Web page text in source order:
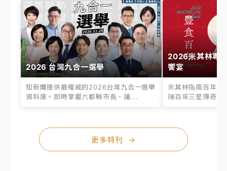
2026 台灣九合一選舉
知新聞提供最權威的2026台灣九合一選舉
資料庫。即時掌握六都縣市長、議...
2026米其林專
饗宴
米其林指南百年之
瑞百年三星傳奇、
更多特刊 →